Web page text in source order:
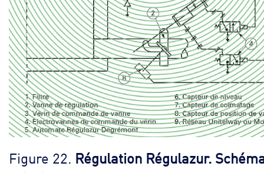
Figure 22. Régulation Régulazur.